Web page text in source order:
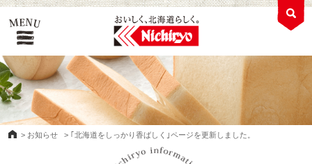
> お知らせ > ｢北海道をしっかり香ばしく｣ページを更新しました。